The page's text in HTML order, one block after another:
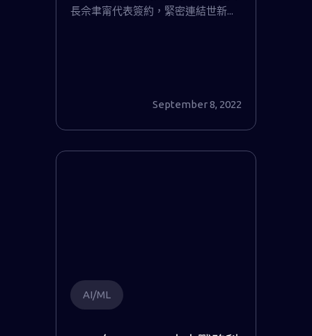
長佘聿甯代表簽約，緊密連結世新...
September 8, 2022
AI/ML